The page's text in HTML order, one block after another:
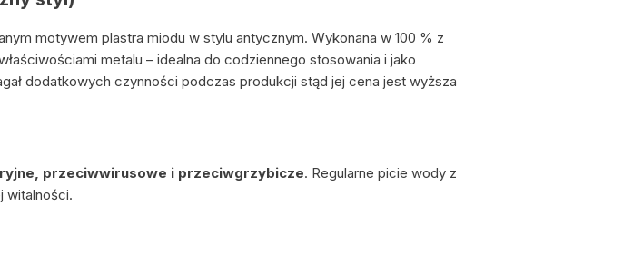
motywem plastra miodu w stylu antycznym. Wykonana w 100 % z
metalu – idealna do codziennego stosowania i jako
dodatkowych czynności podczas produkcji stąd jej cena jest wyższa
przeciwwirusowe i przeciwgrzybicze. Regularne picie wody z
witalności.